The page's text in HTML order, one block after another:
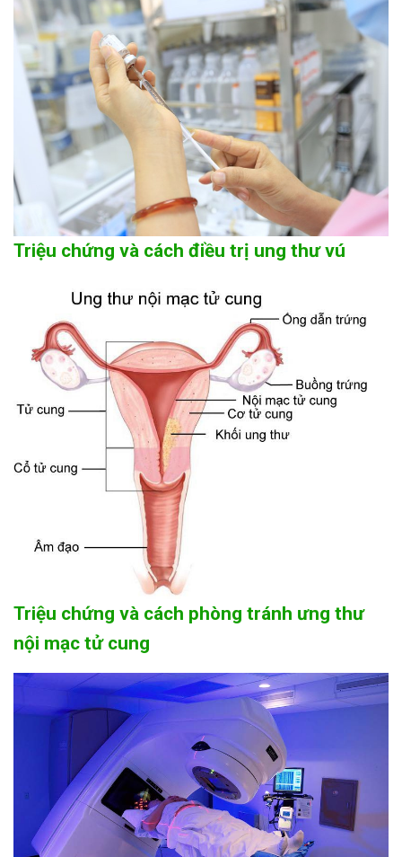
Triệu chứng và cách điều trị ung thư vú
Triệu chứng và cách phòng tránh ưng thư
nội mạc tử cung